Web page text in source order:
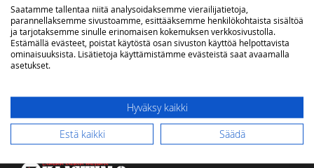
E27 (max 20 W) - IP20
Arvostelut
Saatamme tallentaa niitä analysoidaksemme vierailijatietoja,
parannellaksemme sivustoamme, esittääksemme henkilökohtaista sisältöä
ja tarjotaksemme sinulle erinomaisen kokemuksen verkkosivustolla.
Estämällä evästeet, poistat käytöstä osan sivuston käyttöä helpottavista
ominaisuuksista. Lisätietoja käyttämistämme evästeistä saat avaamalla
asetukset.
Hyväksy kaikki
Estä kaikki Säädä